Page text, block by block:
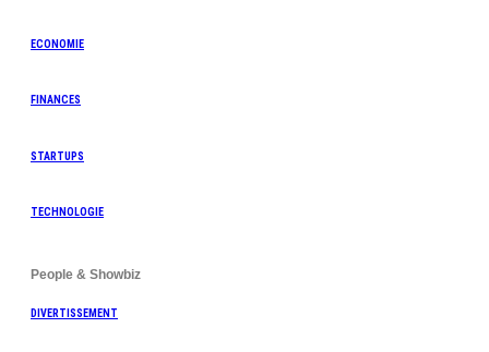
ECONOMIE
FINANCES
STARTUPS
TECHNOLOGIE
People & Showbiz
DIVERTISSEMENT